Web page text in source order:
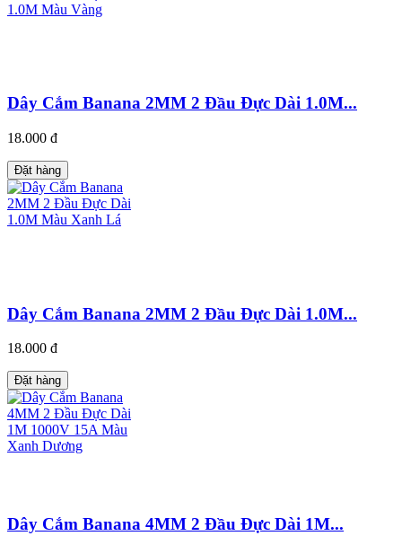
Dây Cắm Banana 2MM 2 Đầu Đực Dài 1.0M...
18.000 đ
Đặt hàng
Dây Cắm Banana 2MM 2 Đầu Đực Dài 1.0M...
18.000 đ
Đặt hàng
Dây Cắm Banana 4MM 2 Đầu Đực Dài 1M...